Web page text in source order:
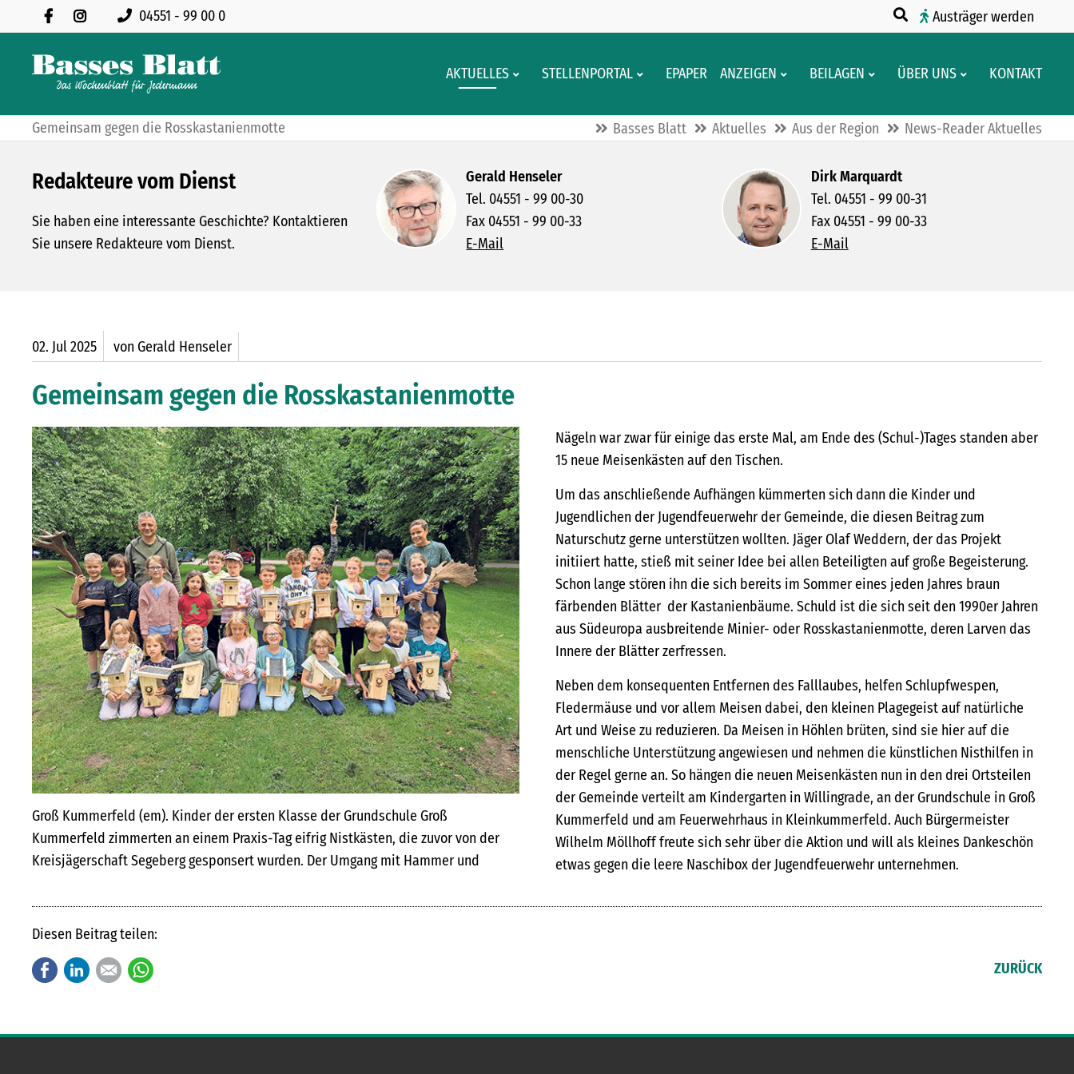
04551 - 99 00 0 Austräger werden
AKTUELLES STELLENPORTAL EPAPER ANZEIGEN BEILAGEN ÜBER UNS KONTAKT
Gemeinsam gegen die Rosskastanienmotte Basses Blatt Aktuelles Aus der Region News-Reader Aktuelles
Redakteure vom Dienst
Sie haben eine interessante Geschichte? Kontaktieren
Sie unsere Redakteure vom Dienst.
Gerald Henseler
Tel. 04551 - 99 00-30
Fax 04551 - 99 00-33
E-Mail
Dirk Marquardt
Tel. 04551 - 99 00-31
Fax 04551 - 99 00-33
E-Mail
02. Jul2025 von Gerald Henseler
Gemeinsam gegen die Rosskastanienmotte
Groß Kummerfeld (em). Kinder der ersten Klasse der Grundschule Groß
Kummerfeld zimmerten an einem Praxis-Tag eifrig Nistkästen, die zuvor von der
Kreisjägerschaft Segeberg gesponsert wurden. Der Umgang mit Hammer und
Nägeln war zwar für einige das erste Mal, am Ende des (Schul-)Tages standen aber
15 neue Meisenkästen auf den Tischen.
Um das anschließende Aufhängen kümmerten sich dann die Kinder und
Jugendlichen der Jugendfeuerwehr der Gemeinde, die diesen Beitrag zum
Naturschutz gerne unterstützen wollten. Jäger Olaf Weddern, der das Projekt
initiiert hatte, stieß mit seiner Idee bei allen Beteiligten auf große Begeisterung.
Schon lange stören ihn die sich bereits im Sommer eines jeden Jahres braun
färbenden Blätter der Kastanienbäume. Schuld ist die sich seit den 1990er Jahren
aus Südeuropa ausbreitende Minier- oder Rosskastanienmotte, deren Larven das
Innere der Blätter zerfressen.
Neben dem konsequenten Entfernen des Falllaubes, helfen Schlupfwespen,
Fledermäuse und vor allem Meisen dabei, den kleinen Plagegeist auf natürliche
Art und Weise zu reduzieren. Da Meisen in Höhlen brüten, sind sie hier auf die
menschliche Unterstützung angewiesen und nehmen die künstlichen Nisthilfen in
der Regel gerne an. So hängen die neuen Meisenkästen nun in den drei Ortsteilen
der Gemeinde verteilt am Kindergarten in Willingrade, an der Grundschule in Groß
Kummerfeld und am Feuerwehrhaus in Kleinkummerfeld. Auch Bürgermeister
Wilhelm Möllhoff freute sich sehr über die Aktion und will als kleines Dankeschön
etwas gegen die leere Naschibox der Jugendfeuerwehr unternehmen.
Diesen Beitrag teilen:
FacebookLinkedInE-mail ZURÜCK